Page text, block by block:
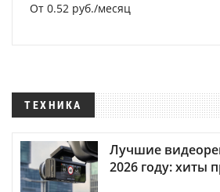
От 0.52 руб./месяц
ТЕХНИКА
Лучшие
2026 году: хиты